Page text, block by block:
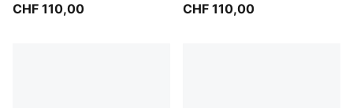
CHF 110,00 CHF 110,00